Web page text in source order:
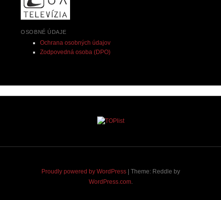
OSOBNÉ ÚDAJE
Ochrana osobných údajov
Zodpovedná osoba (DPO)
Proudly powered by WordPress
Theme: Reddle by
WordPress.com.